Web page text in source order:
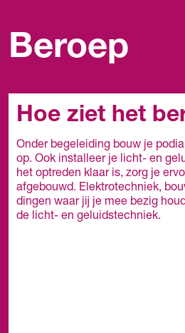
Beroep
Hoe ziet het
Onder begeleiding bouw je
op. Ook installeer je licht- en
het optreden klaar is, zorg je
afgebouwd. Elektrotechniek,
dingen waar jij je mee bezig
de licht- en geluidstechniek.